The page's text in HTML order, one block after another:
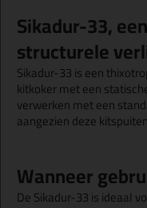
Sikadur-33,
structurele
Sikadur-33 is een
kitkoker met een
verwerken met een
aangezien deze
Wanneer
De Sikadur-33 is ideaal